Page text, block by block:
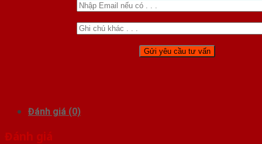
Đánh giá (0)
Đánh giá